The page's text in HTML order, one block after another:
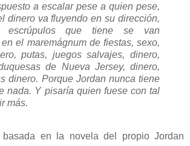
a escalar pese a quien pese,
dinero va fluyendo en su dirección,
escrúpulos que tiene se van
el maremágnum de fiestas, sexo,
putas, juegos salvajes, dinero,
de Nueva Jersey, dinero,
dinero. Porque Jordan nunca tiene
nada. Y pisaría quien fuese con tal
más.
en la novela del propio Jordan